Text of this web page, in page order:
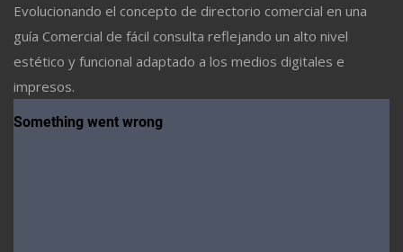
Evolucionando el concepto de directorio comercial en una
guía Comercial de fácil consulta reflejando un alto nivel
estético y funcional adaptado a los medios digitales e
impresos.